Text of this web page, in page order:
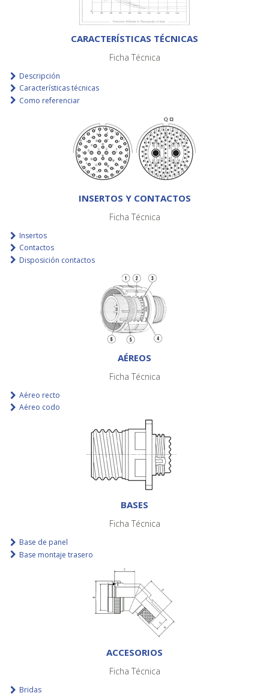
CARACTERÍSTICAS TÉCNICAS
Ficha Técnica
Descripción
Características técnicas
Como referenciar
INSERTOS Y CONTACTOS
Ficha Técnica
Insertos
Contactos
Disposición contactos
AÉREOS
Ficha Técnica
Aéreo recto
Aéreo codo
BASES
Ficha Técnica
Base de panel
Base montaje trasero
ACCESORIOS
Ficha Técnica
Bridas